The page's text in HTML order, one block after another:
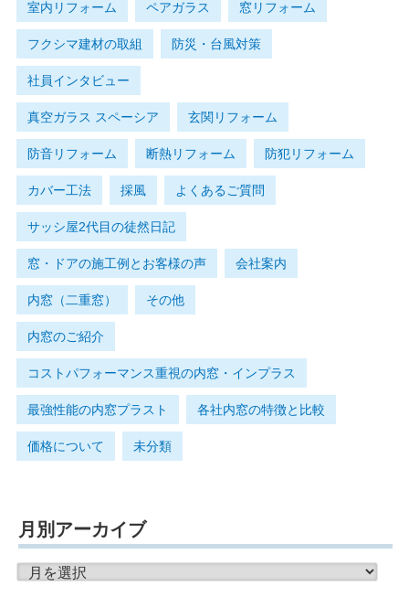
室内リフォーム ペアガラス 窓リフォーム
フクシマ建材の取組
社員インタビュー
防災・台風対策
真空ガラス スペーシア 玄関リフォーム
防音リフォーム 断熱リフォーム 防犯リフォーム
カバー工法 採風 よくあるご質問
サッシ屋2代目の徒然日記
窓・ドアの施工例とお客様の声
内窓（二重窓） その他
会社案内
内窓のご紹介
コストパフォーマンス重視の内窓・インプラス
最強性能の内窓プラスト 各社内窓の特徴と比較
価格について 未分類
月別アーカイブ
月
別